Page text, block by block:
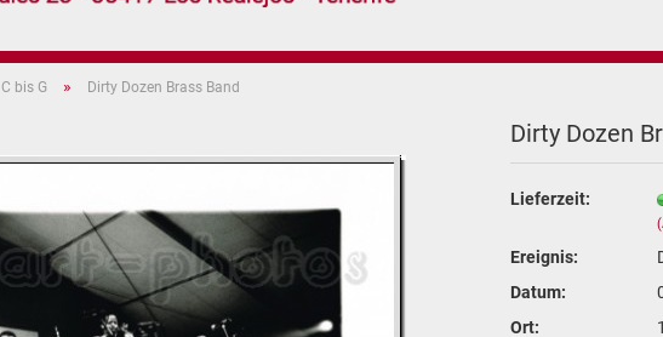
Passwort vergessen?
C bis G » Dirty Dozen Brass Band
Dirty Dozen
Lieferzeit:
Ereignis:
Datum:
Ort: